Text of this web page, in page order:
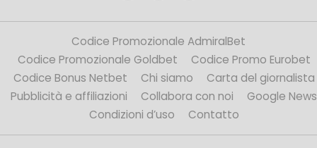
Codice Promozionale AdmiralBet
Codice Promozionale Goldbet
Codice Promo Eurobet
Codice Bonus Netbet
Chi siamo
Carta del giornalista
Pubblicità e affiliazioni
Collabora con noi
Google News
Condizioni d’uso
Contatto